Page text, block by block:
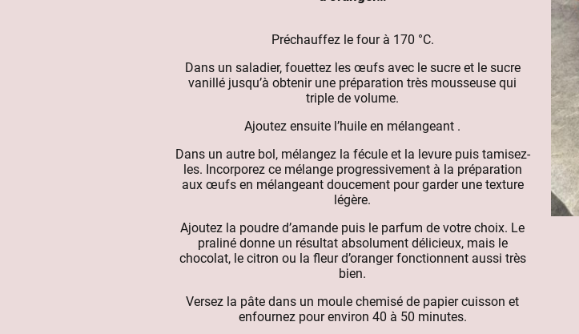
Préchauffez le four à 170 °C.
Dans un saladier, fouettez les œufs avec le sucre et le sucre
vanillé jusqu’à obtenir une préparation très mousseuse qui
triple de volume.
Ajoutez ensuite l’huile en mélangeant .
Dans un autre bol, mélangez la fécule et la levure puis tamisez-
les. Incorporez ce mélange progressivement à la préparation
aux œufs en mélangeant doucement pour garder une texture
légère.
Ajoutez la poudre d’amande puis le parfum de votre choix. Le
praliné donne un résultat absolument délicieux, mais le
chocolat, le citron ou la fleur d’oranger fonctionnent aussi très
bien.
Versez la pâte dans un moule chemisé de papier cuisson et
enfournez pour environ 40 à 50 minutes.